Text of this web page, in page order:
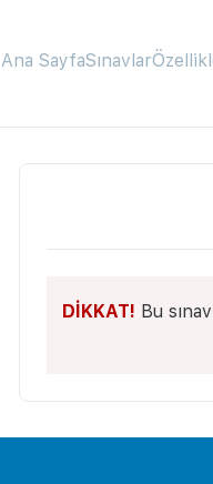
Ana SayfaSınavlar
DİKKAT! Bu